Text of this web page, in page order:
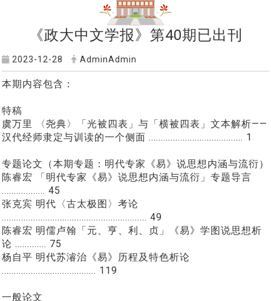
《政大中文学报》第40期已出刊
2023-12-28 AdminAdmin
本期内容包含：
特稿
虞万里 〈尧典〉「光被四表」与「横被四表」文本解析——
汉代经师隶定与训读的一个侧面 ....................................... 1
专题论文（本期专题：明代专家《易》说思想内涵与流衍）
陈睿宏 「明代专家《易》说思想内涵与流衍」专题导言
.................. 45
张克宾 明代〈古太极图〉考论
............................................................ 49
陈睿宏 明儒卢翰「元、亨、利、贞」《易》学图说思想析
论 ............. 75
杨自平 明代苏濬治《易》历程及特色析论
....................................... 119
一般论文